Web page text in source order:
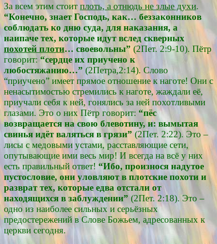
За всем этим стоитплоть, а отнюдь не злые духи.
“Конечно, знает Господь, как… беззаконников
соблюдать ко дню суда, для наказания, а
наипаче тех, которые идут вслед скверных
похотей плоти… своевольны” (2Пет. 2:9-10). Пётр
говорит:“сердце их приучено к
любостяжанию…” (2Петра,2:14). Слово
“приучено” имеет прямое отношение к наготе! Они с
ненасытимостью стремились к наготе, жаждали её,
приучали себя к ней, гонялись за ней похотливыми
глазами. Это о них Пётр говорит: “пёс
возвращается на свою блевотину, и: вымытая
свинья идёт валяться в грязи” (2Пет. 2:22). Это –
лисы с медовыми устами, расставляющие сети,
опутывающие ими весь мир! И всегда на всё у них
есть правильный ответ! “Ибо, произнося надутое
пустословие, они уловляют в плотские похоти и
разврат тех, которые едва отстали от
находящихся в заблуждении” (2Пет. 2:18). Это –
одно из наиболее сильных и серьёзных
предостережений в Слове Божьем, адресованных к
церкви сегодня.